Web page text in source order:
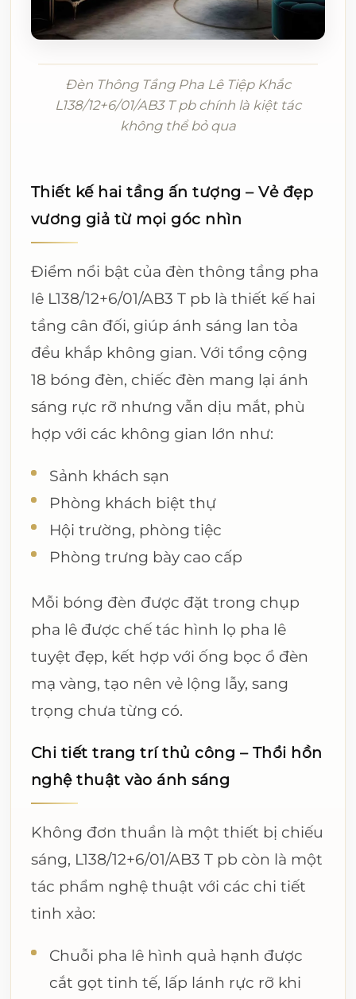
Đèn Thông Tầng Pha Lê Tiệp Khắc
L138/12+6/01/AB3 T pb chính là kiệt tác
không thể bỏ qua
Thiết kế hai tầng ấn tượng – Vẻ đẹp
vương giả từ mọi góc nhìn
Điểm nổi bật của đèn thông tầng pha
lê L138/12+6/01/AB3 T pb là thiết kế hai
tầng cân đối, giúp ánh sáng lan tỏa
đều khắp không gian. Với tổng cộng
18 bóng đèn, chiếc đèn mang lại ánh
sáng rực rỡ nhưng vẫn dịu mắt, phù
hợp với các không gian lớn như:
Sảnh khách sạn
Phòng khách biệt thự
Hội trường, phòng tiệc
Phòng trưng bày cao cấp
Mỗi bóng đèn được đặt trong chụp
pha lê được chế tác hình lọ pha lê
tuyệt đẹp, kết hợp với ống bọc ổ đèn
mạ vàng, tạo nên vẻ lộng lẫy, sang
trọng chưa từng có.
Chi tiết trang trí thủ công – Thổi hồn
nghệ thuật vào ánh sáng
Không đơn thuần là một thiết bị chiếu
sáng, L138/12+6/01/AB3 T pb còn là một
tác phẩm nghệ thuật với các chi tiết
tinh xảo:
Chuỗi pha lê hình quả hạnh được
cắt gọt tinh tế, lấp lánh rực rỡ khi